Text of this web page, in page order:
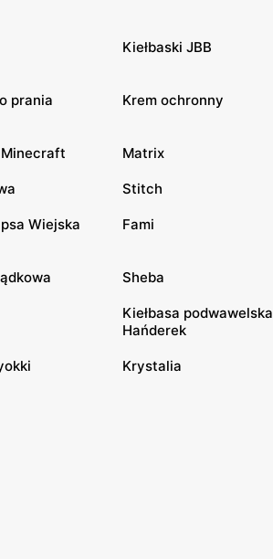
Kiełbaski JBB
prania Krem ochronny
Matrix
Stitch
Wiejska
Fami
Sheba
Kiełbasa podwawelska
Hańderek
Krystalia